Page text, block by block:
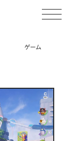
toggle
ゲーム